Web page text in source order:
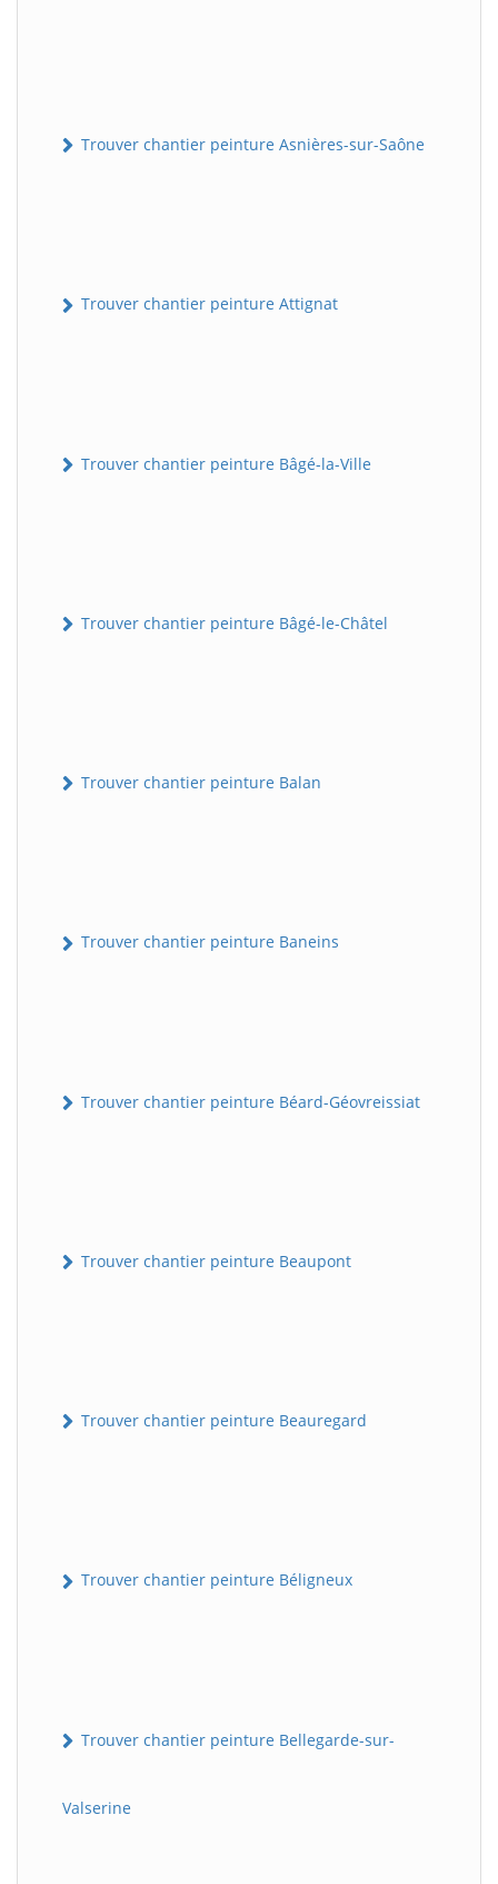
Trouver chantier peinture Asnières-sur-Saône
Trouver chantier peinture Attignat
Trouver chantier peinture Bâgé-la-Ville
Trouver chantier peinture Bâgé-le-Châtel
Trouver chantier peinture Balan
Trouver chantier peinture Baneins
Trouver chantier peinture Béard-Géovreissiat
Trouver chantier peinture Beaupont
Trouver chantier peinture Beauregard
Trouver chantier peinture Béligneux
Trouver chantier peinture Bellegarde-sur-
Valserine